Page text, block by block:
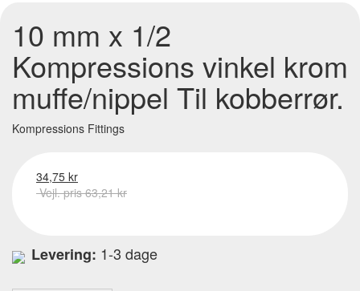
10 mm x 1/2
Kompressions vinkel krom
muffe/nippel Til kobberrør.
Kompressions Fittings
34,75 kr
Vejl. pris 63,21 kr
Levering: 1-3 dage